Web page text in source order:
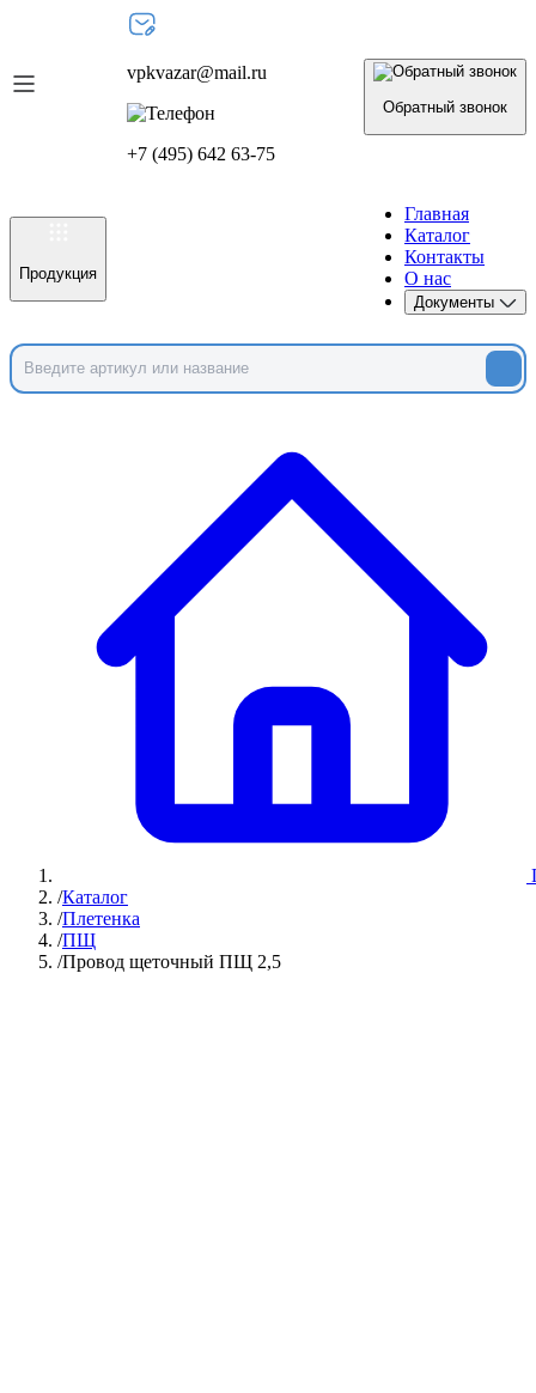
vpkvazar@mail.ru
+7 (495) 642 63-75
Обратный звонок
Продукция
Главная
Каталог
Контакты
О нас
Документы
/Каталог
/Плетенка
/ПЩ
/Провод щеточный ПЩ 2,5